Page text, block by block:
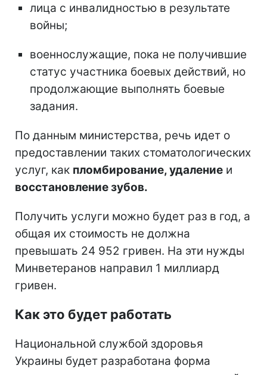
лица с инвалидностью в результате
войны;
военнослужащие, пока не получившие
статус участника боевых действий, но
продолжающие выполнять боевые
задания.
По данным министерства, речь идет о
предоставлении таких стоматологических
услуг, как пломбирование, удаление и
восстановление зубов.
Получить услуги можно будет раз в год, а
общая их стоимость не должна
превышать 24 952 гривен. На эти нужды
Минветеранов направил 1 миллиард
гривен.
Как это будет работать
Национальной службой здоровья
Украины будет разработана форма